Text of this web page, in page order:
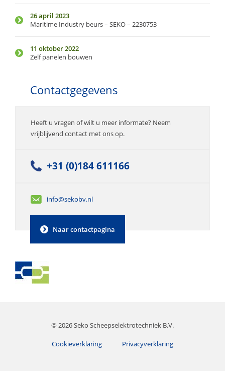
26 april 2023
Maritime Industry beurs – SEKO – 2230753
11 oktober 2022
Zelf panelen bouwen
Contactgegevens
Heeft u vragen of wilt u meer informate? Neem
vrijblijvend contact met ons op.
+31 (0)184 611166
info@sekobv.nl
Naar contactpagina
© 2026 Seko Scheepselektrotechniek B.V.
Cookieverklaring Privacyverklaring